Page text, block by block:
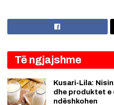
Të ngjajshme
Kusari-Lila:
dhe produktet
ndëshkohen